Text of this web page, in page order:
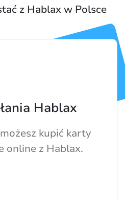
z Hablax w Polsce
Hablax
kupić karty
online z Hablax.